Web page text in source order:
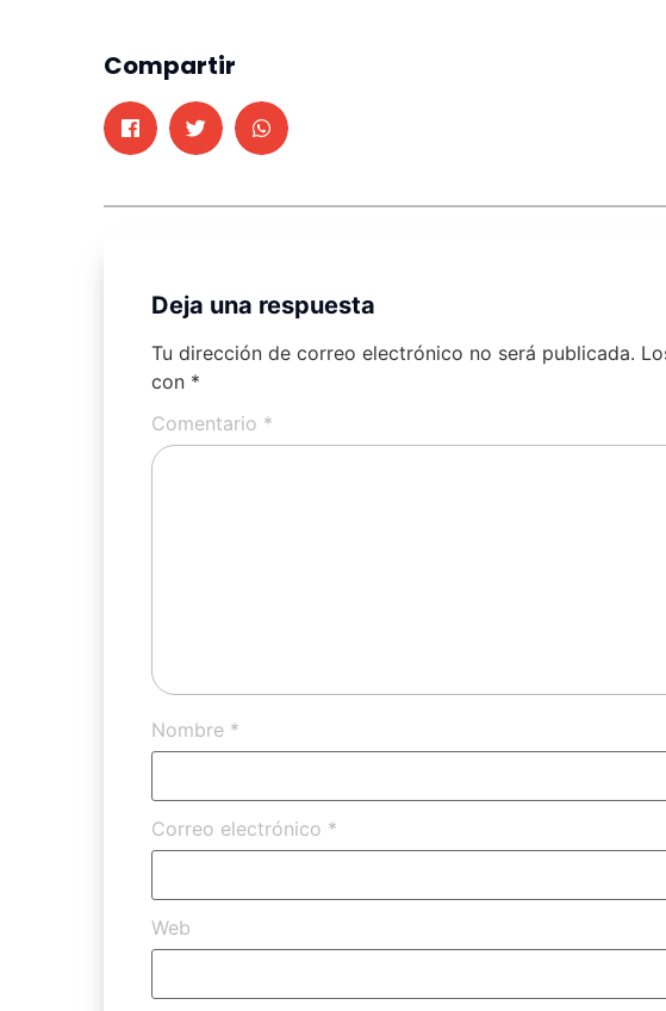
Compartir
Deja una respuesta
Tu dirección de correo electrónico no será publicada.
con *
Comentario *
Nombre *
Correo electrónico *
Web